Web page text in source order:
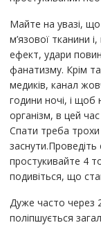
Майте на увазі, що
м’язової тканини
ефект, удари
фанатизму. Крім
медиків, канал
години ночі, і
організм, в цей
Спати треба
простукивайте 4
подивіться, що
Дуже часто через
поліпшується